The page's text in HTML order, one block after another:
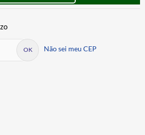
Não sei meu CEP